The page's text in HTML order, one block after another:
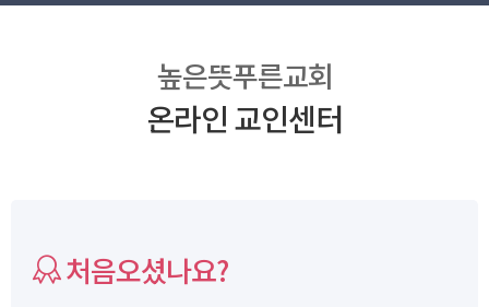
높은뜻푸른교회
온라인 교인센터
처음오셨나요?